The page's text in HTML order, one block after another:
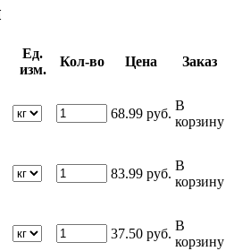
Ед.
изм.
Кол-во Цена
Заказ
68.99 руб.
В
корзину
83.99 руб.
В
корзину
37.50 руб.
В
корзину